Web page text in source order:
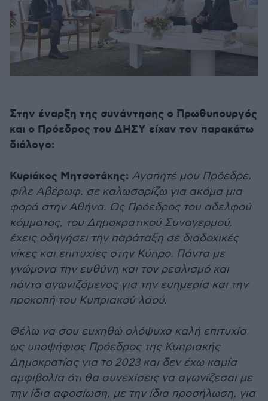
Στην έναρξη της συνάντησης ο Πρωθυπουργός
και ο Πρόεδρος του ΔΗΣΥ είχαν τον παρακάτω
διάλογο:
Κυριάκος Μητσοτάκης: Αγαπητέ μου Πρόεδρε,
φίλε Αβέρωφ, σε καλωσορίζω για ακόμα μια
φορά στην Αθήνα. Ως Πρόεδρος του αδελφού
κόμματος, του Δημοκρατικού Συναγερμού,
έχεις οδηγήσει την παράταξη σε διαδοχικές
νίκες και επιτυχίες στην Κύπρο. Πάντα με
γνώμονα την ευθύνη και τον ρεαλισμό και
πάντα αγωνιζόμενος για την ευημερία και την
προκοπή του Κυπριακού λαού.
Θέλω να σου ευχηθώ ολόψυχα καλή επιτυχία
ως υποψήφιος Πρόεδρος της Κυπριακής
Δημοκρατίας για το 2023 και δεν έχω καμία
αμφιβολία ότι θα συνεχίσεις να αγωνίζεσαι με
την ίδια αφοσίωση, με την ίδια προσήλωση, για